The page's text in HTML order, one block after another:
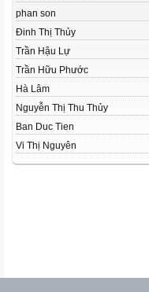
phan son
Đinh Thị Thủy
Trần Hậu Lự
Trần Hữu Phước
Hà Lâm
Nguyễn Thị Thu Thủy
Ban Duc Tien
Vi Thị Nguyên